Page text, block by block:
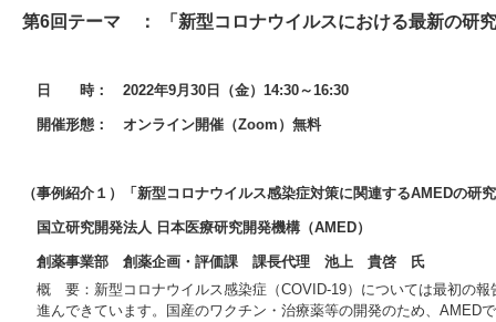
第6回テーマ ： 「新型コロナウイルスにおける最新の研
日 時： 2022年9月30日（金）14:30～16:30
開催形態： オンライン開催（Zoom）無料
（事例紹介１）「新型コロナウイルス感染症対策に関連するAMEDの研
国立研究開発法人 日本医療研究開発機構（AMED）
創薬事業部 創薬企画・評価課 課長代理 池上 貴啓 氏
概 要：新型コロナウイルス感染症（COVID-19）については最初の
進んできています。国産のワクチン・治療薬等の開発のため、AMED